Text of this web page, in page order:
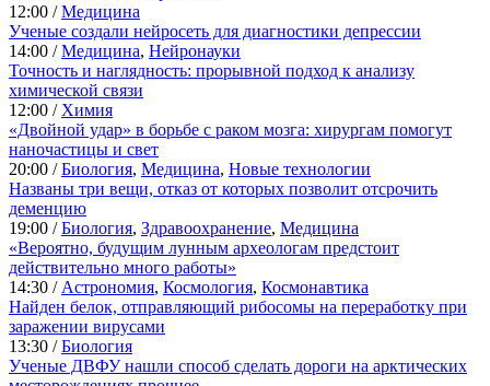
12:00 /Медицина
Ученые создали нейросеть для диагностики депрессии
14:00 /Медицина, Нейронауки
Точность и наглядность: прорывной подход к анализу
химической связи
12:00 / Химия
«Двойной удар» в борьбе с раком мозга: хирургам помогут
наночастицы и свет
20:00 /Биология, Медицина, Новые технологии
Названы три вещи, отказ от которых позволит отсрочить
деменцию
19:00 /Биология, Здравоохранение, Медицина
«Вероятно, будущим лунным археологам предстоит
действительно много работы»
14:30 / Астрономия, Космология, Космонавтика
Найден белок, отправляющий рибосомы на переработку при
заражении вирусами
13:30 /Биология
Ученые ДВФУ нашли способ сделать дороги на арктических